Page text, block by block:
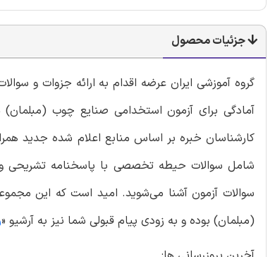
جزئیات محصول
گروه آموزشی ایران عرضه اقدام به ارائه جزوات و
کارشناسان خبره بر اساس منابع اعلام شده جدید
شامل سوالات حیطه تخصصی با پاسخنامه تشریحی و
سوالات آزمون آشنا می‌شوید. امید است که این
(مبلمان) بوده و به زودی پیام قبولی شما نیز به آرشیو «